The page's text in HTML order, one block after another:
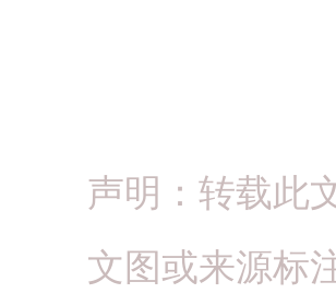
声明：转载此
文图或来源标